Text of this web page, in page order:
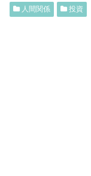
人間関係 投資